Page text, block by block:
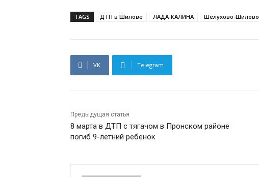
TAGS ДТП в Шилове ЛАДА-КАЛИНА Шелухово-Шилово
VK Telegram
Предыдущая статья
8 марта в ДТП с тягачом в Пронском районе
погиб 9-летний ребенок